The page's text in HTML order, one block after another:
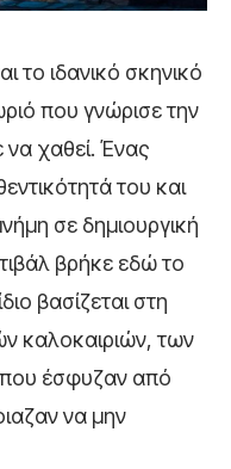
το ιδανικό σκηνικό
που γνώρισε την
χαθεί. Ένας
του και
σε δημιουργική
βρήκε εδώ το
βασίζεται στη
καλοκαιριών, των
έσφυζαν από
να μην